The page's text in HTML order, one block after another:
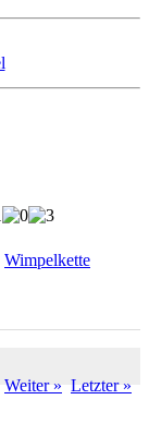
Wimpelkette
Weiter » Letzter »